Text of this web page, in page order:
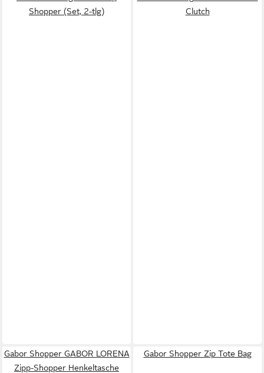
Shopper (Set, 2-tlg)
Clutch
Gabor Shopper GABOR LORENA
Zipp-Shopper Henkeltasche
Gabor Shopper Zip Tote Bag